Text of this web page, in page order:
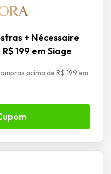
+ Nécessaire
199 em Siage
acima de R$ 199 em